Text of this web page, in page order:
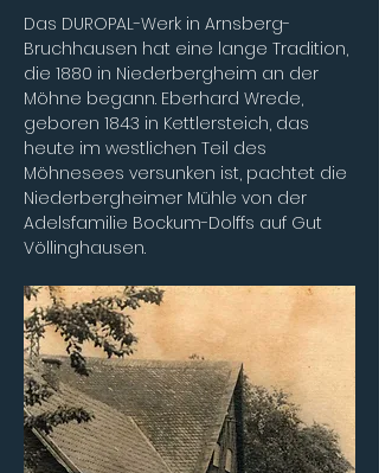
Das DUROPAL-Werk in Arnsberg-
Bruchhausen hat eine lange Tradition,
die 1880 in Niederbergheim an der
Möhne begann. Eberhard Wrede,
geboren 1843 in Kettlersteich, das
heute im westlichen Teil des
Möhnesees versunken ist, pachtet die
Niederbergheimer Mühle von der
Adelsfamilie Bockum-Dolffs auf Gut
Völlinghausen.